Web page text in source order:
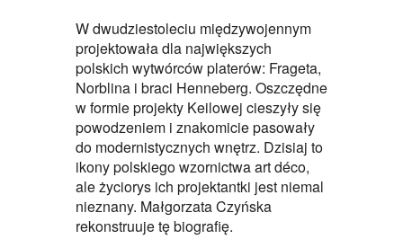
W dwudziestoleciu międzywojennym
projektowała dla największych
polskich wytwórców platerów: Frageta,
Norblina i braci Henneberg. Oszczędne
w formie projekty Keilowej cieszyły się
powodzeniem i znakomicie pasowały
do modernistycznych wnętrz. Dzisiaj to
ikony polskiego wzornictwa art déco,
ale życiorys ich projektantki jest niemal
nieznany. Małgorzata Czyńska
rekonstruuje tę biografię.